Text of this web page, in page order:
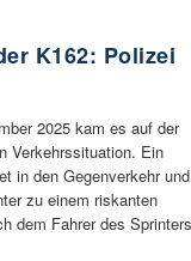
K162: Polizei
2025 kam es auf der
Verkehrssituation. Ein
in den Gegenverkehr und
zu einem riskanten
dem Fahrer des Sprinters